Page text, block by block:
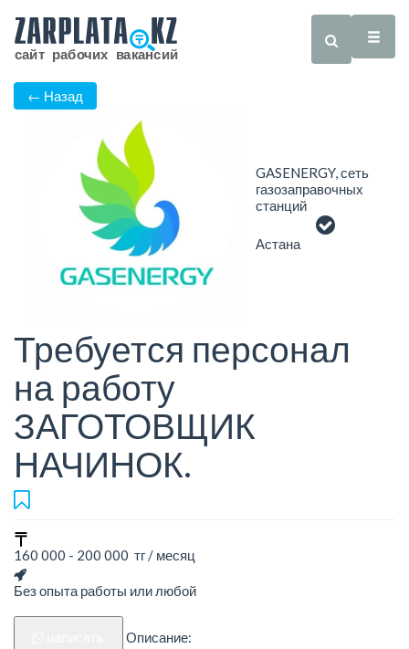
← Назад
GASENERGY, сеть
газозаправочных
станций
Астана
Требуется персонал
на работу
ЗАГОТОВЩИК
НАЧИНОК.
160 000 - 200 000 тг / месяц
Без опыта работы или любой
Описание: